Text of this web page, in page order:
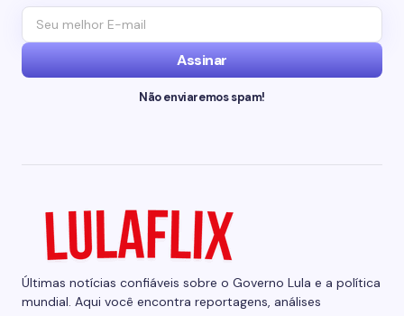
Assinar
Não enviaremos spam!
Últimas notícias confiáveis sobre o Governo Lula e a política
mundial. Aqui você encontra reportagens, análises